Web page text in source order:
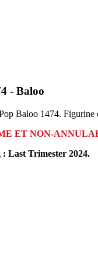
- Baloo
Baloo 1474. Figurine
ET NON-
Last Trimester 2024.